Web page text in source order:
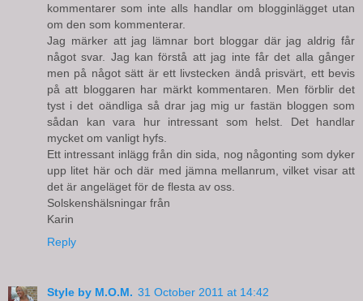
kommentarer som inte alls handlar om blogginlägget utan
om den som kommenterar.
Jag märker att jag lämnar bort bloggar där jag aldrig får
något svar. Jag kan förstå att jag inte får det alla gånger
men på något sätt är ett livstecken ändå prisvärt, ett bevis
på att bloggaren har märkt kommentaren. Men förblir det
tyst i det oändliga så drar jag mig ur fastän bloggen som
sådan kan vara hur intressant som helst. Det handlar
mycket om vanligt hyfs.
Ett intressant inlägg från din sida, nog någonting som dyker
upp litet här och där med jämna mellanrum, vilket visar att
det är angeläget för de flesta av oss.
Solskenshälsningar från
Karin
Reply
Style by M.O.M. 31 October 2011 at 14:42